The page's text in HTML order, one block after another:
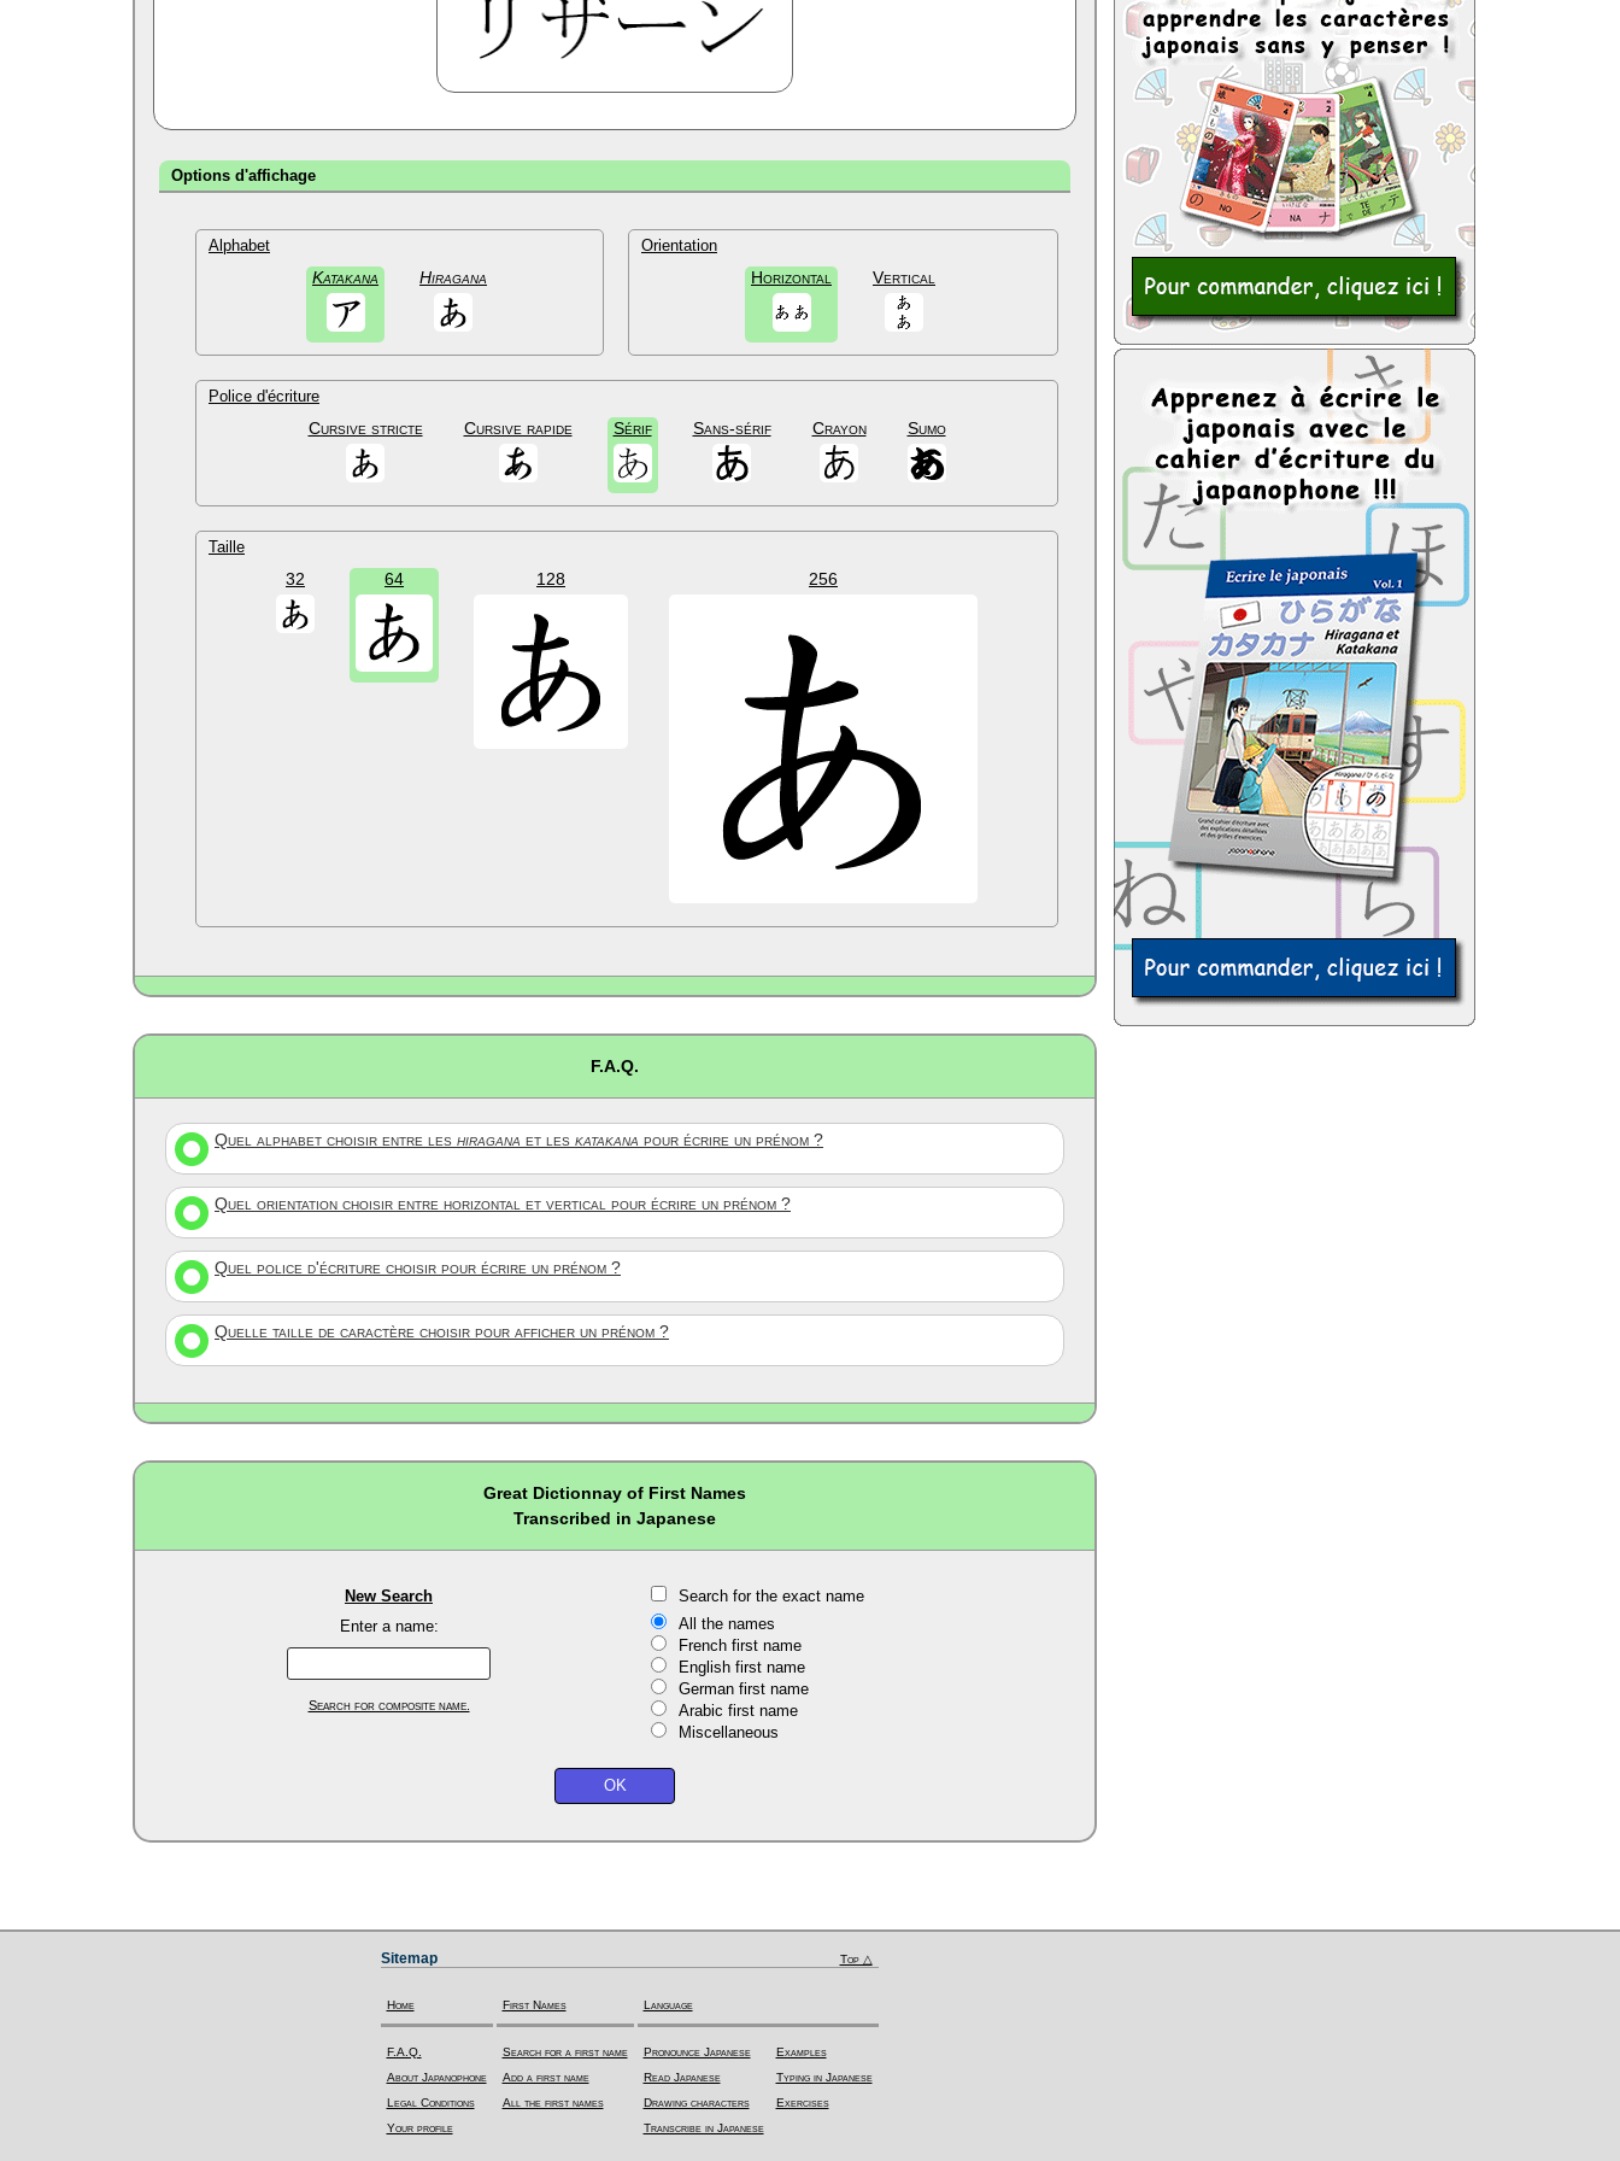
Options d'affichage
Alphabet
Katakana Hiragana
Orientation
Horizontal Vertical
Police d'écriture
Cursive stricte Cursive rapide Sérif Sans-sérif Crayon Sumo
Taille
32 64 128 256
F.A.Q.
Quel alphabet choisir entre les hiragana et les katakana pour écrire un prénom ?
Quel orientation choisir entre horizontal et vertical pour écrire un prénom ?
Quel police d'écriture choisir pour écrire un prénom ?
Quelle taille de caractère choisir pour afficher un prénom ?
Great Dictionnay of First Names
Transcribed in Japanese
New Search
Enter a name:
Search for composite name.
Search for the exact name
All the names
French first name
English first name
German first name
Arabic first name
Miscellaneous
Sitemap Top △
Home
F.A.Q.
About Japanophone
Legal Conditions
Your profile
First Names
Search for a first name
Add a first name
All the first names
Language
Pronounce Japanese
Read Japanese
Drawing characters
Transcribe in Japanese
Examples
Typing in Japanese
Exercises